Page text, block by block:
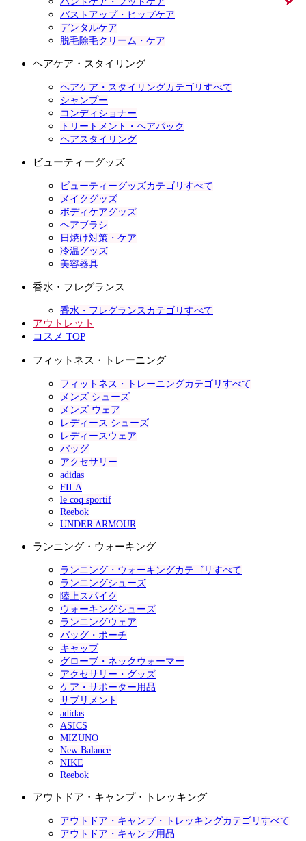
バストアップ・ヒップケア
デンタルケア
脱毛除毛クリーム・ケア
ヘアケア・スタイリング
ヘアケア・スタイリングカテゴリすべて
シャンプー
コンディショナー
トリートメント・ヘアパック
ヘアスタイリング
ビューティーグッズ
ビューティーグッズカテゴリすべて
メイクグッズ
ボディケアグッズ
ヘアブラシ
日焼け対策・ケア
冷温グッズ
美容器具
香水・フレグランス
香水・フレグランスカテゴリすべて
アウトレット
コスメ TOP
フィットネス・トレーニング
フィットネス・トレーニングカテゴリすべて
メンズ シューズ
メンズ ウェア
レディース シューズ
レディースウェア
バッグ
アクセサリー
adidas
FILA
le coq sportif
Reebok
UNDER ARMOUR
ランニング・ウォーキング
ランニング・ウォーキングカテゴリすべて
ランニングシューズ
陸上スパイク
ウォーキングシューズ
ランニングウェア
バッグ・ポーチ
キャップ
グローブ・ネックウォーマー
アクセサリー・グッズ
ケア・サポーター用品
サプリメント
adidas
ASICS
MIZUNO
New Balance
NIKE
Reebok
アウトドア・キャンプ・トレッキング
アウトドア・キャンプ・トレッキングカテゴリすべて
アウトドア・キャンプ用品